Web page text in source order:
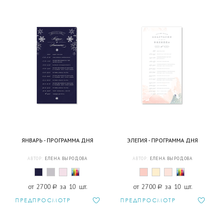
ЯНВАРЬ - ПРОГРАММА ДНЯ
АВТОР: ЕЛЕНА ВЫРОДОВА
от 2700 a за 10 шт.
ПРЕДПРОСМОТР
ЭЛЕГИЯ - ПРОГРАММА ДНЯ
АВТОР: ЕЛЕНА ВЫРОДОВА
от 2700 a за 10 шт.
ПРЕДПРОСМОТР